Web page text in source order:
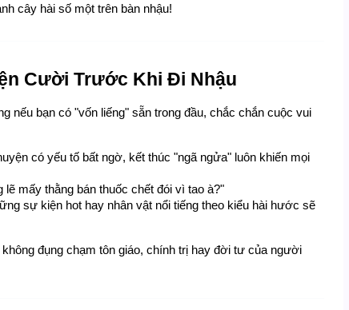
cây hài số một trên bàn nhậu!
Cười Trước Khi Đi Nhậu
nếu bạn có "vốn liếng" sẵn trong đầu, chắc chắn cuộc vui
có yếu tố bất ngờ, kết thúc "ngã ngửa" luôn khiến mọi
lẽ mấy thằng bán thuốc chết đói vì tao à?"
sự kiện hot hay nhân vật nổi tiếng theo kiểu hài hước sẽ
đụng chạm tôn giáo, chính trị hay đời tư của người